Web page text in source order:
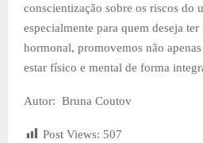
conscientização sobre os riscos do
especialmente para quem deseja
hormonal, promovemos não
estar físico e mental de forma
Autor: Bruna Coutov
Post Views: 507